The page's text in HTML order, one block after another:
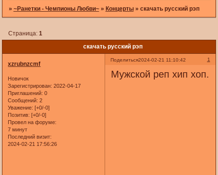
» ~Ранетки - Чемпионы Любви~ » Концерты » скачать русский рэп
скачать русский рэп
Страница: 1
Поделиться 1
2024-02-21 11:10:42
xzrubnzcmf
Новичок
Зарегистрирован: 2022-04-17
Приглашений: 0
Сообщений: 2
Уважение: [+0/-0]
Позитив: [+0/-0]
Провел на форуме:
7 минут
Последний визит:
2024-02-21 17:56:26
Мужской реп хип хоп.